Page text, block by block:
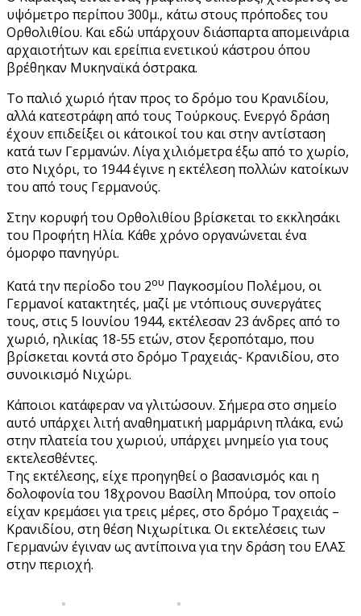
υψόμετρο περίπου 300μ., κάτω στους πρόποδες του
Ορθολιθίου. Και εδώ υπάρχουν διάσπαρτα απομεινάρια
αρχαιοτήτων και ερείπια ενετικού κάστρου όπου
βρέθηκαν Μυκηναϊκά όστρακα.
Το παλιό χωριό ήταν προς το δρόμο του Κρανιδίου,
αλλά κατεστράφη από τους Τούρκους. Ενεργό δράση
έχουν επιδείξει οι κάτοικοί του και στην αντίσταση
κατά των Γερμανών. Λίγα χιλιόμετρα έξω από το χωρίο,
στο Νιχόρι, το 1944 έγινε η εκτέλεση πολλών κατοίκων
του από τους Γερμανούς.
Στην κορυφή του Ορθολιθίου βρίσκεται το εκκλησάκι
του Προφήτη Ηλία. Κάθε χρόνο οργανώνεται ένα
όμορφο πανηγύρι.
Κατά την περίοδο του 2ου Παγκοσμίου Πολέμου, οι
Γερμανοί κατακτητές, μαζί με ντόπιους συνεργάτες
τους, στις 5 Ιουνίου 1944, εκτέλεσαν 23 άνδρες από το
χωριό, ηλικίας 18-55 ετών, στον ξεροπόταμο, που
βρίσκεται κοντά στο δρόμο Τραχειάς- Κρανιδίου, στο
συνοικισμό Νιχώρι.
Κάποιοι κατάφεραν να γλιτώσουν. Σήμερα στο σημείο
αυτό υπάρχει λιτή αναθηματική μαρμάρινη πλάκα, ενώ
στην πλατεία του χωριού, υπάρχει μνημείο για τους
εκτελεσθέντες.
Της εκτέλεσης, είχε προηγηθεί ο βασανισμός και η
δολοφονία του 18χρονου Βασίλη Μπούρα, τον οποίο
είχαν κρεμάσει για τρεις μέρες, στο δρόμο Τραχειάς –
Κρανιδίου, στη θέση Νιχωρίτικα. Οι εκτελέσεις των
Γερμανών έγιναν ως αντίποινα για την δράση του ΕΛΑΣ
στην περιοχή.